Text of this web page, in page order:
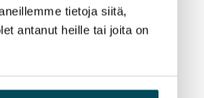
tietoja siitä,
antanut heille tai joita on